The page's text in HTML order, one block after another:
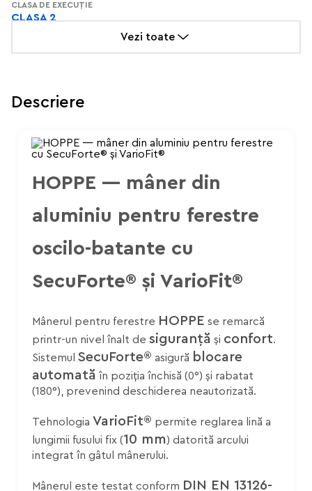
CLASA DE EXECUȚIE
CLASA 2
ÎNĂLȚIMEA ROZETEI
UNGHIUL OPRITORULUI
LUNGIMEA FUSULUI
7 MM
Vezi toate
Descriere
HOPPE — mâner din
aluminiu pentru ferestre
oscilo-batante cu
SecuForte® și VarioFit®
Mânerul pentru ferestre HOPPE se remarcă
printr-un nivel înalt de siguranță și confort.
Sistemul SecuForte® asigură blocare
automată în poziția închisă (0°) și rabatat
(180°), prevenind deschiderea neautorizată.
Tehnologia VarioFit® permite reglarea lină a
lungimii fusului fix (10 mm) datorită arcului
integrat în gâtul mânerului.
Mânerul este testat conform DIN EN 13126-